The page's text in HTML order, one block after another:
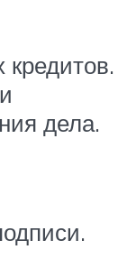
дела.